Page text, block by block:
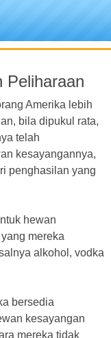
Peliharaan
Amerika lebih
bila dipukul rata,
telah
kesayangannya,
penghasilan yang
hewan
mereka
alkohol, vodka
bersedia
kesayangan
mereka tidak